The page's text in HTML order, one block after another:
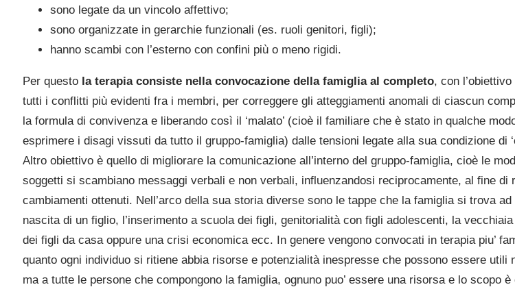
sono legate da un vincolo affettivo;
sono organizzate in gerarchie funzionali (es. ruoli genitori, figli);
hanno scambi con l’esterno con confini più o meno rigidi.
Per questo la terapia consiste nella convocazione della famiglia al completo, con
tutti i conflitti più evidenti fra i membri, per correggere gli atteggiamenti anomali di ciascun
la formula di convivenza e liberando così il ‘malato’ (cioè il familiare che è stato in qualche
esprimere i disagi vissuti da tutto il gruppo-famiglia) dalle tensioni legate alla sua condizione di
Altro obiettivo è quello di migliorare la comunicazione all’interno del gruppo-famiglia, cioè le
soggetti si scambiano messaggi verbali e non verbali, influenzandosi reciprocamente, al fine di
cambiamenti ottenuti. Nell’arco della sua storia diverse sono le tappe che la famiglia si trova
nascita di un figlio, l’inserimento a scuola dei figli, genitorialità con figli adolescenti, la
dei figli da casa oppure una crisi economica ecc. In genere vengono convocati in terapia piu’
quanto ogni individuo si ritiene abbia risorse e potenzialità inespresse che possono essere utili
ma a tutte le persone che compongono la famiglia, ognuno puo’ essere una risorsa e lo scopo